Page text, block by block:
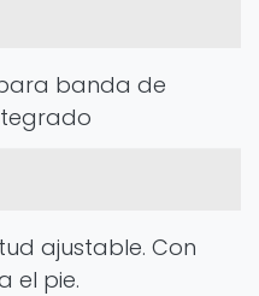
banda de
ajustable. Con
el pie.